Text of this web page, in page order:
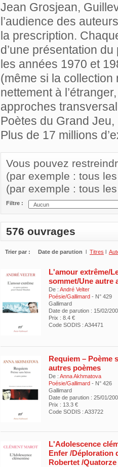
Jean Grosjean,
l’audience des
la prescription.
d’une présentation
les années 1970 et
(même si la collection
nettement à
approches
Poètes du Grand
Plus de 17 millions
Vous pouvez
(par exemple : tous
(par exemple : tous
Filtre :
576 ouvrages
Trier par : Date de parution l Titres l
L'amour extrême/
sommet/Une autre
De : André Velter
Poésie/Gallimard - N° 429
Gallimard
Date de parution : 15/02/
Prix : 8.4 €
Code SODIS : A34471
Requiem – Poème
autres poèmes
De : Anna Akhmatova
Poésie/Gallimard - N° 426
Gallimard
Date de parution : 25/01/
Prix : 13.3 €
Code SODIS : A33722
L'Adolescence
Enfer /Déploration
Robertet /